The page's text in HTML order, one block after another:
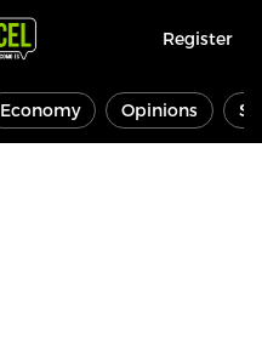
Register
Economy Opinions